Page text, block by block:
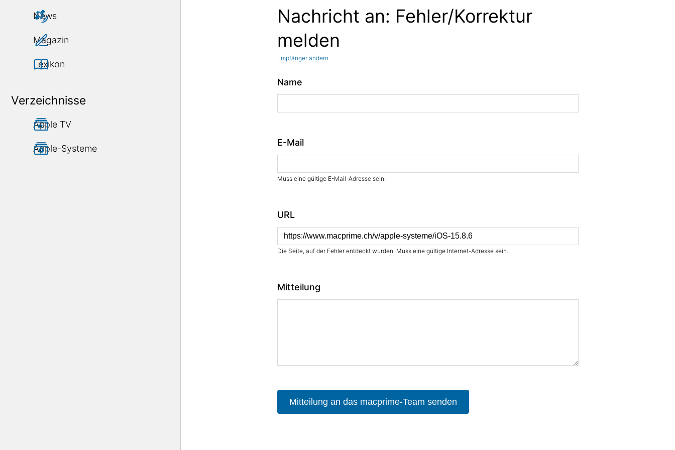
News
Magazin
Lexikon
Verzeichnisse
Apple TV
Apple-Systeme
Nachricht an: Fehler/Korrektur
melden
Empfänger ändern
Name
E-Mail
Muss eine gültige E-Mail-Adresse sein.
URL
Die Seite, auf der Fehler entdeckt wurden. Muss eine gültige Internet-Adresse sein.
Mitteilung
Mitteilung an das macprime-Team senden